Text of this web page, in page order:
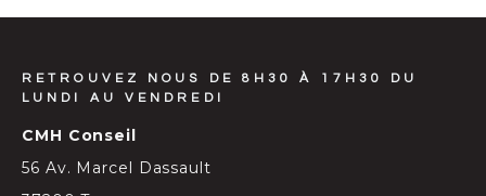
RETROUVEZ NOUS DE 8H30 À 17H30 DU
LUNDI AU VENDREDI
CMH Conseil
56 Av. Marcel Dassault